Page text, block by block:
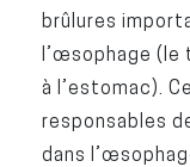
brûlures
l’œsophage
à l’estomac).
responsables
dans